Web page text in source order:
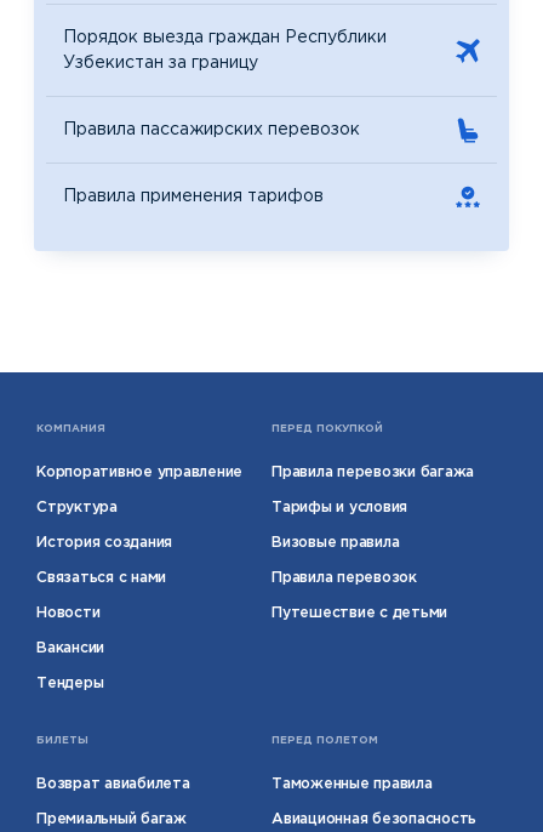
Порядок выезда граждан Республики
Узбекистан за границу
Правила пассажирских перевозок
Правила применения тарифов
КОМПАНИЯ
Корпоративное управление
Структура
История создания
Связаться с нами
Новости
Вакансии
Тендеры
ПЕРЕД ПОКУПКОЙ
Правила перевозки багажа
Тарифы и условия
Визовые правила
Правила перевозок
Путешествие с детьми
БИЛЕТЫ
Возврат авиабилета
Премиальный багаж
ПЕРЕД ПОЛЕТОМ
Таможенные правила
Авиационная безопасность